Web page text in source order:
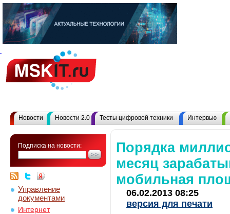
Новости Новости 2.0 Тесты цифровой техники Интервью
Подписка на новости:
Управление
документами
Интернет
Порядка
месяц
мобильная
06.02.2013 08:25
версия для печати